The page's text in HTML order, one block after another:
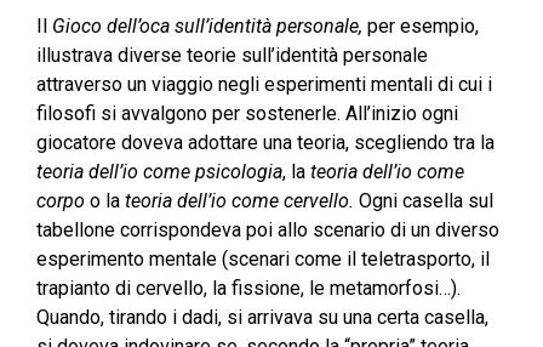
Il Gioco dell’oca sull’identità personale, per esempio,
illustrava diverse teorie sull’identità personale
attraverso un viaggio negli esperimenti mentali di cui i
filosofi si avvalgono per sostenerle. All’inizio ogni
giocatore doveva adottare una teoria, scegliendo tra la
teoria dell’io come psicologia, la teoria dell’io come
corpo o la teoria dell’io come cervello. Ogni casella sul
tabellone corrispondeva poi allo scenario di un diverso
esperimento mentale (scenari come il teletrasporto, il
trapianto di cervello, la fissione, le metamorfosi…).
Quando, tirando i dadi, si arrivava su una certa casella,